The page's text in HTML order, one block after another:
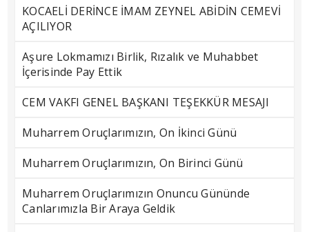
KOCAELİ DERİNCE İMAM ZEYNEL ABİDİN CEMEVİ
AÇILIYOR
Aşure Lokmamızı Birlik, Rızalık ve Muhabbet
İçerisinde Pay Ettik
CEM VAKFI GENEL BAŞKANI TEŞEKKÜR MESAJI
Muharrem Oruçlarımızın, On İkinci Günü
Muharrem Oruçlarımızın, On Birinci Günü
Muharrem Oruçlarımızın Onuncu Gününde
Canlarımızla Bir Araya Geldik